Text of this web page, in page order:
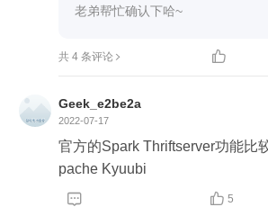
e。通过这样的配置，再执行
老弟帮忙确认下哈~
共 4 条评论 
Geek_e2be2a
2022-07-17
官方的Spark Thriftserver功能比
pache Kyuubi
  5